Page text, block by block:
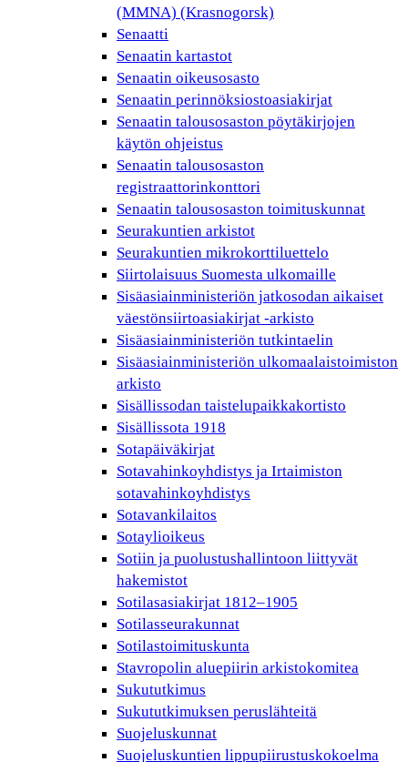
(MMNA) (Krasnogorsk)
Senaatti
Senaatin kartastot
Senaatin oikeusosasto
Senaatin perinnöksiostoasiakirjat
Senaatin talousosaston pöytäkirjojen
käytön ohjeistus
Senaatin talousosaston
registraattorinkonttori
Senaatin talousosaston toimituskunnat
Seurakuntien arkistot
Seurakuntien mikrokorttiluettelo
Siirtolaisuus Suomesta ulkomaille
Sisäasiainministeriön jatkosodan aikaiset
väestönsiirtoasiakirjat -arkisto
Sisäasiainministeriön tutkintaelin
Sisäasiainministeriön ulkomaalaistoimiston
arkisto
Sisällissodan taistelupaikkakortisto
Sisällissota 1918
Sotapäiväkirjat
Sotavahinkoyhdistys ja Irtaimiston
sotavahinkoyhdistys
Sotavankilaitos
Sotaylioikeus
Sotiin ja puolustushallintoon liittyvät
hakemistot
Sotilasasiakirjat 1812–1905
Sotilasseurakunnat
Sotilastoimituskunta
Stavropolin aluepiirin arkistokomitea
Sukututkimus
Sukututkimuksen peruslähteitä
Suojeluskunnat
Suojeluskuntien lippupiirustuskokoelma